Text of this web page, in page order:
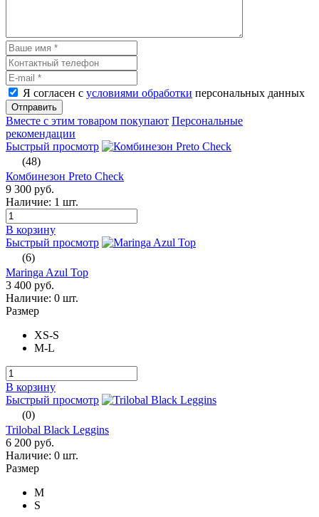
Я согласен с условиями обработки персональных данных
Отправить
Вместе с этим товаром покупают Персональные
рекомендации
Быстрый просмотр
(48)
Комбинезон Preto Check
9 300 руб.
Наличие: 1 шт.
В корзину
Быстрый просмотр
(6)
Maringa Azul Top
3 400 руб.
Наличие: 0 шт.
Размер
XS-S
M-L
В корзину
Быстрый просмотр
(0)
Trilobal Black Leggins
6 200 руб.
Наличие: 0 шт.
Размер
M
S